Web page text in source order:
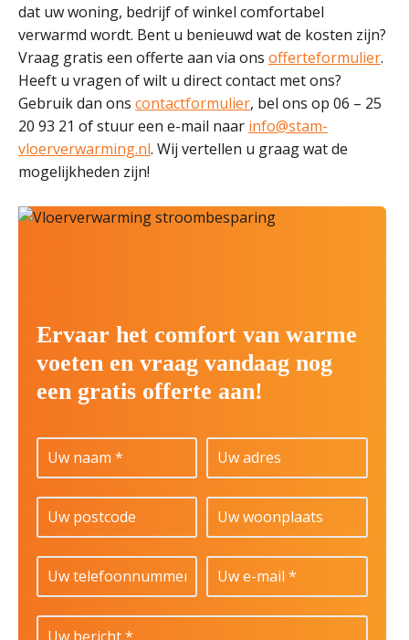
dat uw woning, bedrijf of winkel comfortabel
verwarmd wordt. Bent u benieuwd wat de kosten zijn?
Vraag gratis een offerte aan via ons offerteformulier.
Heeft u vragen of wilt u direct contact met ons?
Gebruik dan ons contactformulier, bel ons op 06 – 25
20 93 21 of stuur een e-mail naar info@stam-
vloerverwarming.nl. Wij vertellen u graag wat de
mogelijkheden zijn!
Ervaar het comfort van warme
voeten en vraag vandaag nog
een gratis offerte aan!